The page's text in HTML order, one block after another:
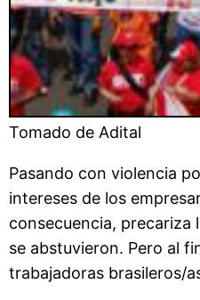
Tomado de Adital
Pasando con violencia
intereses de los
consecuencia,
se abstuvieron. Pero al
trabajadoras brasileros/